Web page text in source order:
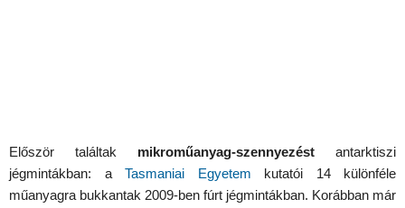
Először találtak mikroműanyag-szennyezést antarktiszi
jégmintákban: aTasmaniai Egyetem kutatói 14 különféle
műanyagra bukkantak 2009-ben fúrt jégmintákban. Korábban már